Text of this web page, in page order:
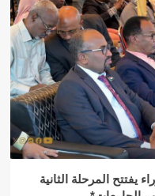
يفتتح المرحلة الثانية